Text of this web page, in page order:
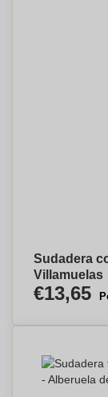
Sudadera
Villamuelas
€13,65